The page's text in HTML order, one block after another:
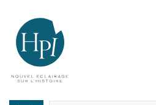
contenu
principal
Menu
secondaire
(header)